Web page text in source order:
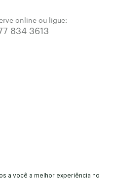
online ou ligue:
834 3613
a você a melhor experiência no